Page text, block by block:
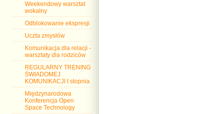
Weekendowy warsztat
wokalny
Odblokowanie ekspresji
Uczta zmysłów
Komunikacja dla relacji -
warsztaty dla rodziców
REGULARNY TRENING
ŚWIADOMEJ
KOMUNIKACJI I stopnia
Międzynarodowa
Konferencja Open
Space Technology